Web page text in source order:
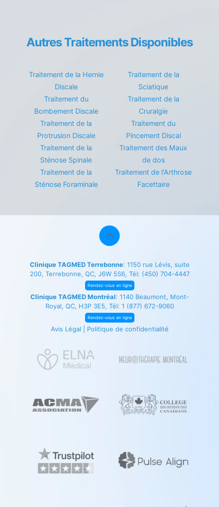
Autres Traitements Disponibles
Traitement de la Hernie
Discale
Traitement du
Bombement Discale
Traitement de la
Protrusion Discale
Traitement de la
Sténose Spinale
Traitement de la
Sténose Foraminale
Traitement de la
Sciatique
Traitement de la
Cruralgie
Traitement du
Pincement Discal
Traitement des Maux
de dos
Traitement de l'Arthrose
Facettaire
Clinique TAGMED Terrebonne: 1150 rue Lévis, suite
200, Terrebonne, QC, J6W 5S6, Tél: (450) 704-4447
Rendez-vous en ligne
Clinique TAGMED Montréal: 1140 Beaumont, Mont-
Royal, QC, H3P 3E5, Tél: 1 (877) 672-9060
Rendez-vous en ligne
Avis Légal Politique de confidentialité